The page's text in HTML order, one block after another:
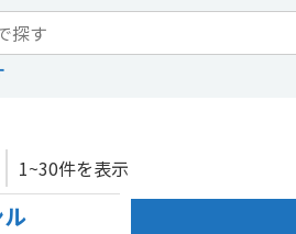
1~30件を表示